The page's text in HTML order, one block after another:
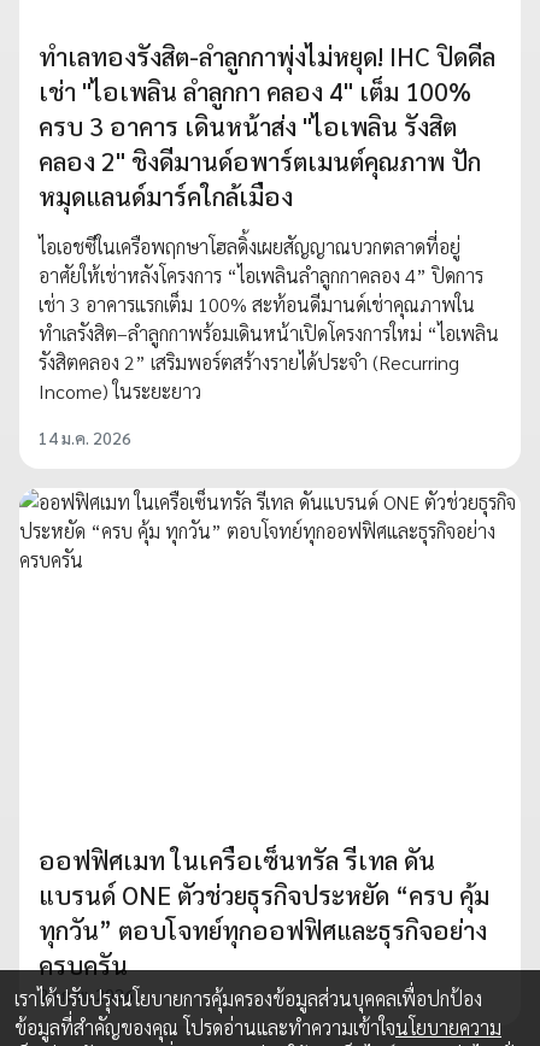
ทำเลทองรังสิต-ลำลูกกาพุ่งไม่หยุด! IHC ปิดดีล
เช่า "ไอเพลิน ลำลูกกา คลอง 4" เต็ม 100%
ครบ 3 อาคาร เดินหน้าส่ง "ไอเพลิน รังสิต
คลอง 2" ชิงดีมานด์อพาร์ตเมนต์คุณภาพ ปัก
หมุดแลนด์มาร์คใกล้เมือง
ไอเอชซีในเครือพฤกษาโฮลดิ้งเผยสัญญาณบวกตลาดที่อยู่
อาศัยให้เช่าหลังโครงการ “ไอเพลินลำลูกกาคลอง 4” ปิดการ
เช่า 3 อาคารแรกเต็ม 100% สะท้อนดีมานด์เช่าคุณภาพใน
ทำเลรังสิต–ลำลูกกาพร้อมเดินหน้าเปิดโครงการใหม่ “ไอเพลิน
รังสิตคลอง 2” เสริมพอร์ตสร้างรายได้ประจำ (Recurring
Income) ในระยะยาว
14 ม.ค. 2026
ออฟฟิศเมท ในเครือเซ็นทรัล รีเทล ดัน
แบรนด์ ONE ตัวช่วยธุรกิจประหยัด “ครบ คุ้ม
ทุกวัน” ตอบโจทย์ทุกออฟฟิศและธุรกิจอย่าง
ครบครัน
20 ก.พ. 2026
เราได้ปรับปรุงนโยบายการคุ้มครองข้อมูลส่วนบุคคลเพื่อปกป้อง
ข้อมูลที่สำคัญของคุณ โปรดอ่านและทำความเข้าใจนโยบายความ